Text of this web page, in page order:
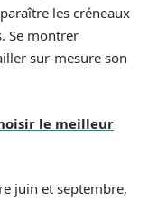
les créneaux
Se montrer
sur-mesure son
le meilleur
juin et septembre,